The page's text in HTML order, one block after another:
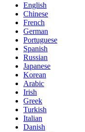
English
Chinese
French
German
Portuguese
Spanish
Russian
Japanese
Korean
Arabic
Irish
Greek
Turkish
Italian
Danish